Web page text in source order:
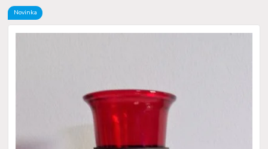
Novinka